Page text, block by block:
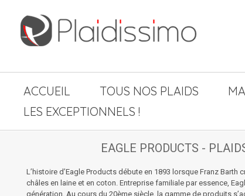
ACCUEIL TOUS NOS PLAIDS
LES EXCEPTIONNELS !
EAGLE PRODUCTS -
L’histoire d’Eagle Products débute en 1893 lorsque Franz
châles en laine et en coton. Entreprise familiale par essence,
génération. Au cours du 20ème siècle, la gamme de produits